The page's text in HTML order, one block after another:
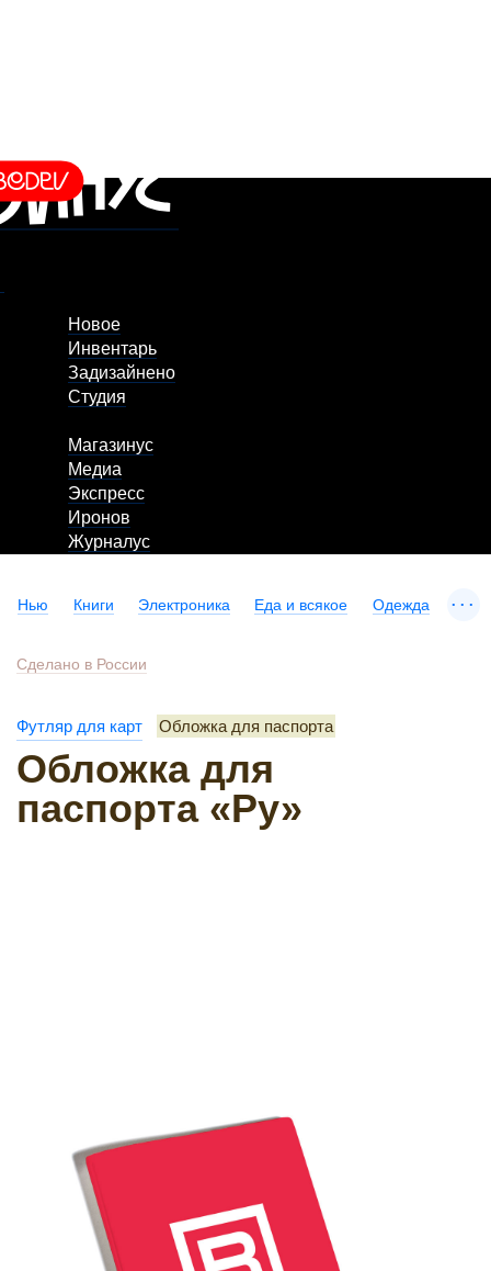
Новое
Инвентарь
Задизайнено
Студия
Магазинус
Медиа
Экспресс
Иронов
Журналус
Нью Книги Электроника Еда и всякое Одежда ...
Сделано в России
Футляр для карт Обложка для паспорта
Обложка для
паспорта «Ру»